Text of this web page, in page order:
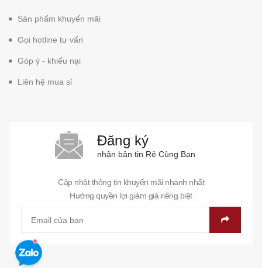
Sản phẩm khuyến mãi
Gọi hotline tư vấn
Góp ý - khiếu nại
Liên hệ mua sỉ
Đăng ký
nhận bản tin Rẻ Cùng Bạn
Cập nhật thông tin khuyến mãi nhanh nhất
Hưởng quyền lợi giảm giá riêng biệt